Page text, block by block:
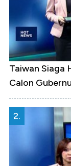
Taiwan Siaga
Calon
2.